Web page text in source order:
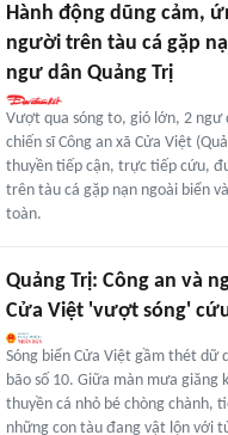
Hành động dũng cảm,
người trên tàu cá gặp
ngư dân Quảng Trị
Vượt qua sóng to, gió lớn, 2 ngư
chiến sĩ Công an xã Cửa Việt
thuyền tiếp cận, trực tiếp cứu,
trên tàu cá gặp nạn ngoài biển
toàn.
Quảng Trị: Công an và
Cửa Việt 'vượt sóng'
Sóng biển Cửa Việt gầm thét dữ
bão số 10. Giữa màn mưa giăng
thuyền cá nhỏ bé chòng chành,
những con tàu đang vật lộn với